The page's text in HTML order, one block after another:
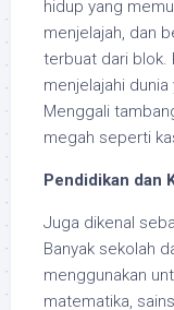
hidup yang
menjelajah, dan
terbuat dari blok.
menjelajahi
Menggali
megah seperti
Pendidikan dan
Juga dikenal
Banyak sekolah
menggunakan
matematika,